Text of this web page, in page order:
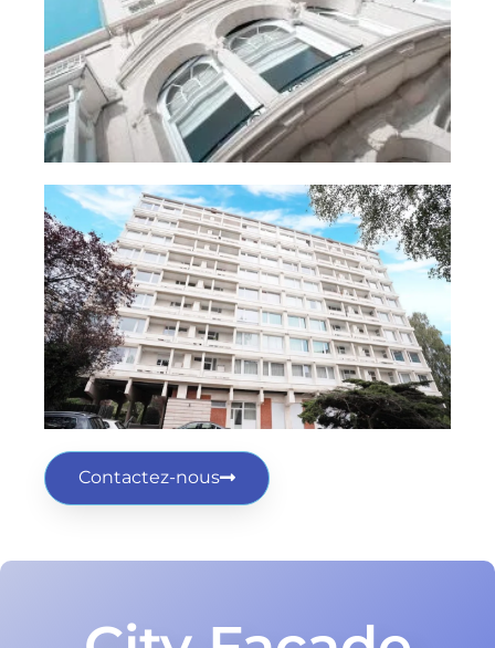
Contactez-nous